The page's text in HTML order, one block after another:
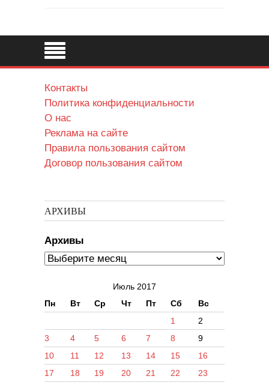
Контакты
Политика конфиденциальности
О нас
Реклама на сайте
Правила пользования сайтом
Договор пользования сайтом
АРХИВЫ
Архивы
Июль 2017
Пн
Вт Ср Чт Пт Сб Вс
1
2
3
4 5 6 7 8
9
10
11 12 13 14 15
16
17
18 19 20 21 22
23